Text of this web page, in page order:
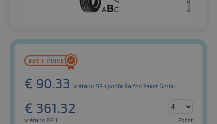
€ 90.33 vrátane DPH podľa Raifen Paket GmbH
€ 361.32
vrátane DPH Počet